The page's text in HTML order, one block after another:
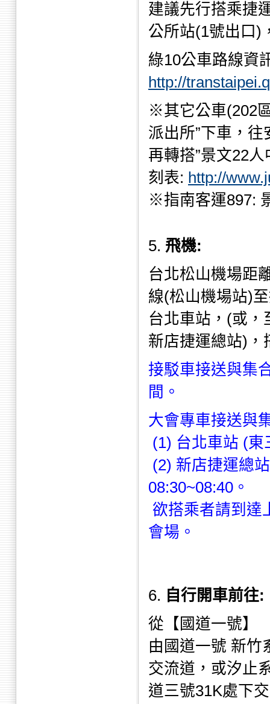
建議先行搭乘捷
公所站(1號出口)
綠10公車路線資
http://
※其它公車(202
派出所”下車，
再轉搭”景文22
刻表: http://
※指南客運897:
5. 飛機:
台北松山機場距
線(松山機場站)
台北車站，(或，
新店捷運總站)，
接駁車接送與集
間。
大會專車接送與
(1) 台北車站 (東
(2) 新店捷運總
08:30~08:40。
欲搭乘者請到達
會場。
6. 自行開車前往:
從【國道一號】
由國道一號 新竹
交流道，或汐止
道三號31K處下